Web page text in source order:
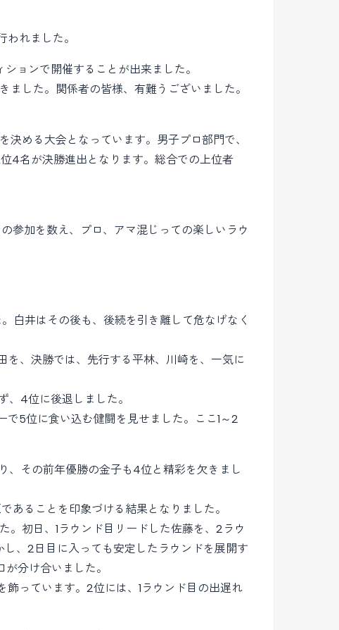
れました。
ョンで開催することが出来ました。
した。関係者の皆様、有難うございました。
める大会となっています。男子プロ部門で、
4名が決勝進出となります。総合での上位者
参加を数え、プロ、アマ混じっての楽しいラウ
白井はその後も、後続を引き離して危なげなく
、決勝では、先行する平林、川崎を、一気に
4位に後退しました。
5位に食い込む健闘を見せました。ここ1～2
、その前年優勝の金子も4位と精彩を欠きまし
あることを印象づける結果となりました。
。初日、1ラウンド目リードした佐藤を、2ラウ
、2日目に入っても安定したラウンドを展開す
分け合いました。
っています。2位には、1ラウンド目の出遅れ